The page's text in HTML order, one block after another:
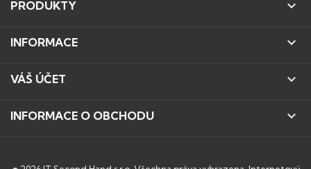
PRODUKTY 
INFORMACE 
VÁŠ ÚČET 
INFORMACE O OBCHODU 